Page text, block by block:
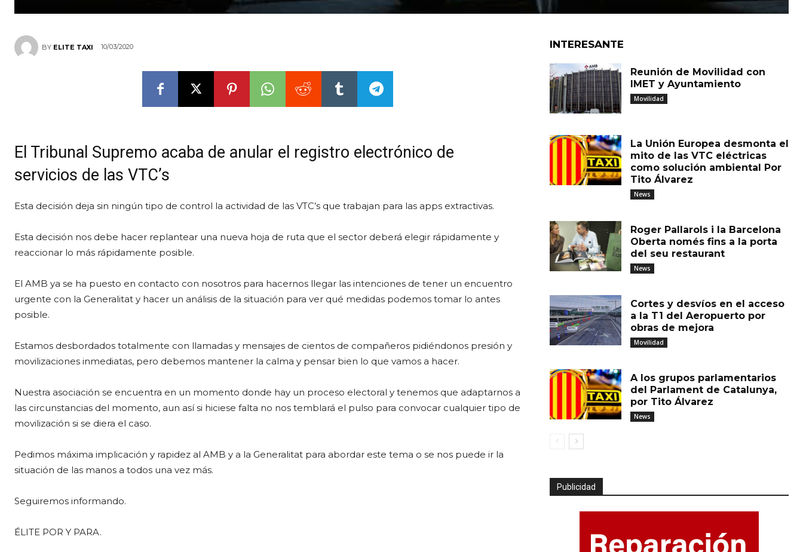
BY ELITE TAXI 10/03/2020
El Tribunal Supremo acaba de anular el registro electrónico de
servicios de las VTC’s
Esta decisión deja sin ningún tipo de control la actividad de las VTC’s que trabajan para las apps extractivas.
Esta decisión nos debe hacer replantear una nueva hoja de ruta que el sector deberá elegir rápidamente y
reaccionar lo más rápidamente posible.
El AMB ya se ha puesto en contacto con nosotros para hacernos llegar las intenciones de tener un encuentro
urgente con la Generalitat y hacer un análisis de la situación para ver qué medidas podemos tomar lo antes
posible.
Estamos desbordados totalmente con llamadas y mensajes de cientos de compañeros pidiéndonos presión y
movilizaciones inmediatas, pero debemos mantener la calma y pensar bien lo que vamos a hacer.
Nuestra asociación se encuentra en un momento donde hay un proceso electoral y tenemos que adaptarnos a
las circunstancias del momento, aun así si hiciese falta no nos temblará el pulso para convocar cualquier tipo de
movilización si se diera el caso.
Pedimos máxima implicación y rapidez al AMB y a la Generalitat para abordar este tema o se nos puede ir la
situación de las manos a todos una vez más.
Seguiremos informando.
ÉLITE POR Y PARA.
INTERESANTE
Reunión de Movilidad con
IMET y Ayuntamiento
Movilidad
La Unión Europea desmonta el
mito de las VTC eléctricas
como solución ambiental Por
Tito Álvarez
News
Roger Pallarols i la Barcelona
Oberta només fins a la porta
del seu restaurant
News
Cortes y desvíos en el acceso
a la T1 del Aeropuerto por
obras de mejora
Movilidad
A los grupos parlamentarios
del Parlament de Catalunya,
por Tito Álvarez
News
Publicidad